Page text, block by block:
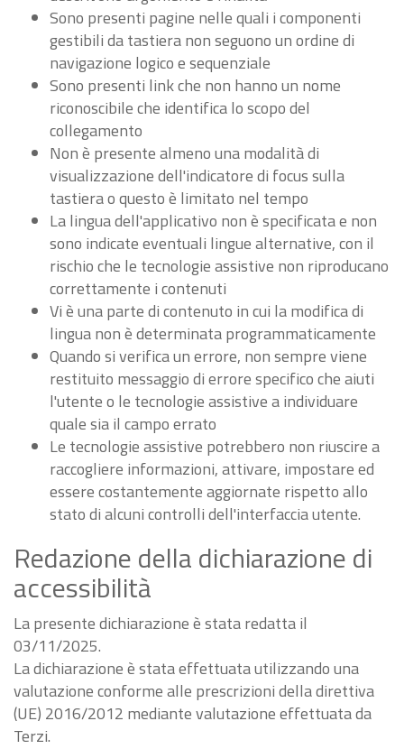
Sono presenti pagine nelle quali i componenti
gestibili da tastiera non seguono un ordine di
navigazione logico e sequenziale
Sono presenti link che non hanno un nome
riconoscibile che identifica lo scopo del
collegamento
Non è presente almeno una modalità di
visualizzazione dell'indicatore di focus sulla
tastiera o questo è limitato nel tempo
La lingua dell'applicativo non è specificata e non
sono indicate eventuali lingue alternative, con il
rischio che le tecnologie assistive non riproducano
correttamente i contenuti
Vi è una parte di contenuto in cui la modifica di
lingua non è determinata programmaticamente
Quando si verifica un errore, non sempre viene
restituito messaggio di errore specifico che aiuti
l'utente o le tecnologie assistive a individuare
quale sia il campo errato
Le tecnologie assistive potrebbero non riuscire a
raccogliere informazioni, attivare, impostare ed
essere costantemente aggiornate rispetto allo
stato di alcuni controlli dell'interfaccia utente.
Redazione della dichiarazione di
accessibilità
La presente dichiarazione è stata redatta il
03/11/2025.
La dichiarazione è stata effettuata utilizzando una
valutazione conforme alle prescrizioni della direttiva
(UE) 2016/2012 mediante valutazione effettuata da
Terzi.